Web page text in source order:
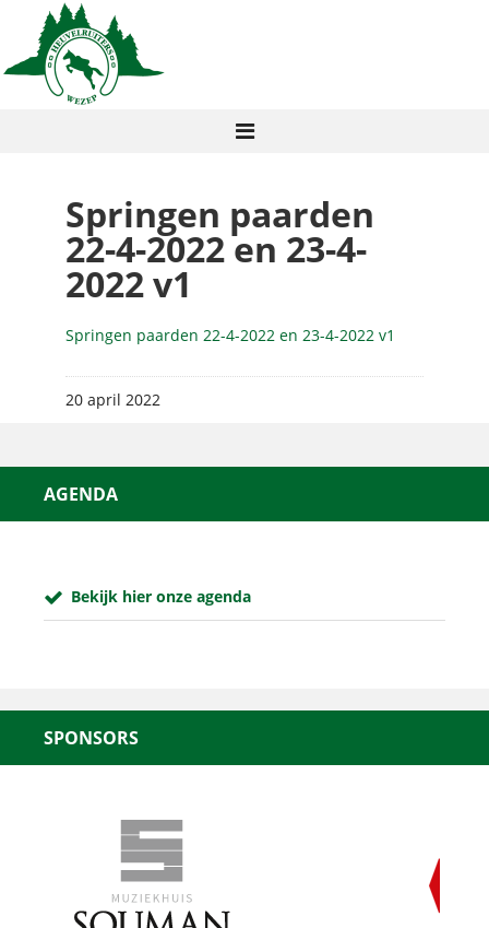
Springen paarden
22-4-2022 en 23-4-
2022 v1
Springen paarden 22-4-2022 en 23-4-2022 v1
20 april 2022
AGENDA
Bekijk hier onze agenda
SPONSORS